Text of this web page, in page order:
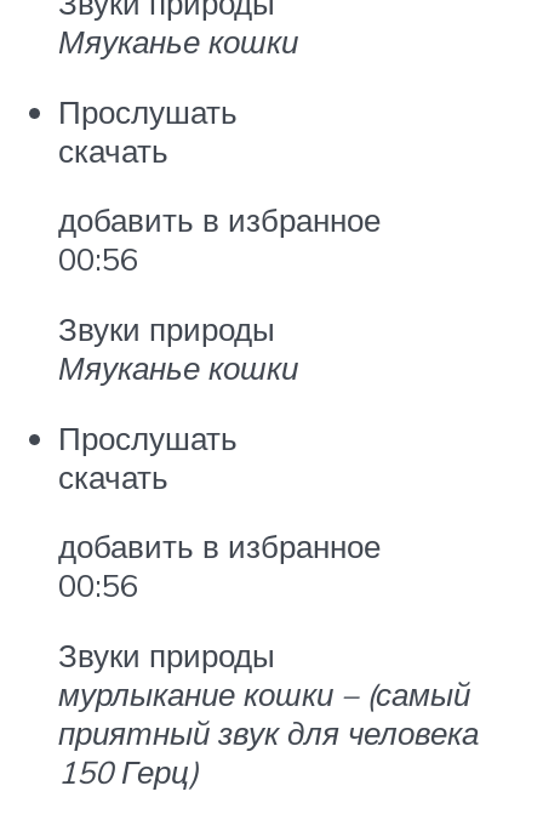
Мяуканье кошки
Прослушать
скачать
добавить в избранное
00:56
Звуки природы
Мяуканье кошки
Прослушать
скачать
добавить в избранное
00:56
Звуки природы
мурлыкание кошки – (самый
приятный звук для человека
150 Герц)